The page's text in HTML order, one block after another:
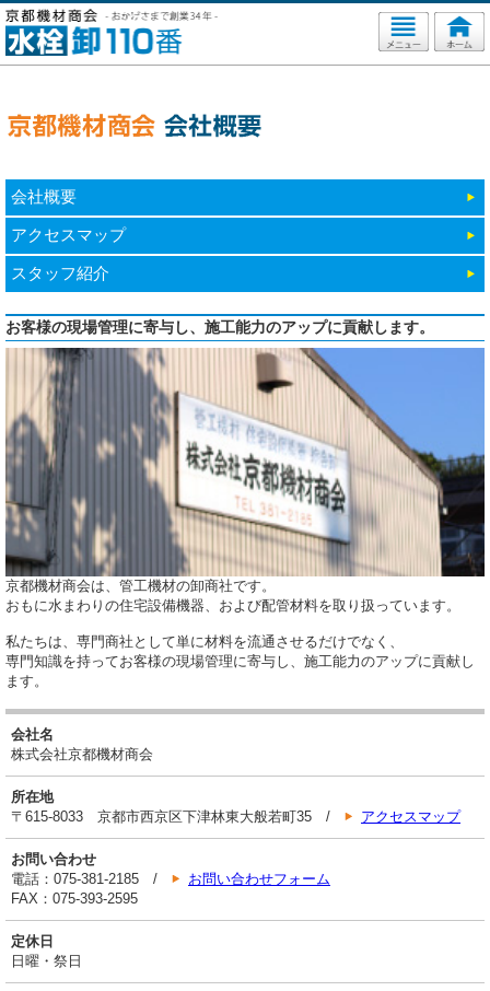
会社概要
アクセスマップ
スタッフ紹介
お客様の現場管理に寄与し、施工能力のアップに貢献します。
京都機材商会は、管工機材の卸商社です。
おもに水まわりの住宅設備機器、および配管材料を取り扱っています。
私たちは、専門商社として単に材料を流通させるだけでなく、
専門知識を持ってお客様の現場管理に寄与し、施工能力のアップに貢献し
ます。
会社名
株式会社京都機材商会
所在地
〒615-8033 京都市西京区下津林東大般若町35 /
アクセスマップ
お問い合わせ
電話：075-381-2185 /
お問い合わせフォーム
FAX：075-393-2595
定休日
日曜・祭日